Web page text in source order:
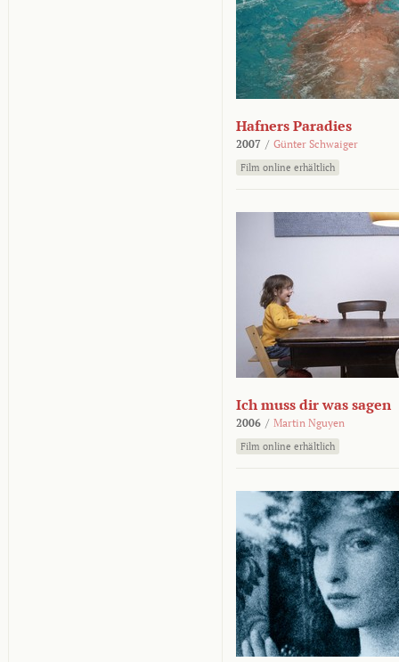
Hafners Paradies
2007 / Günter Schwaiger
Film online erhältlich
Ich muss dir was sagen
2006 / Martin Nguyen
Film online erhältlich